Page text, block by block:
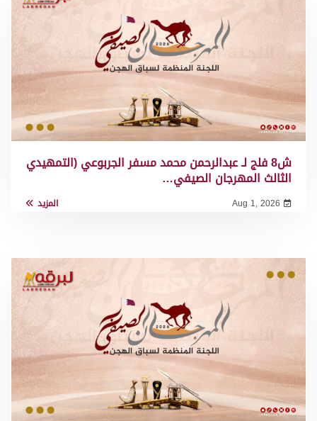
ش8 فلج لـ عبدالرحمن محمد مسفر الجربوعي (التمهيدي
الثالث المهرجان الصيفي…
Aug 1, 2026 المزيد